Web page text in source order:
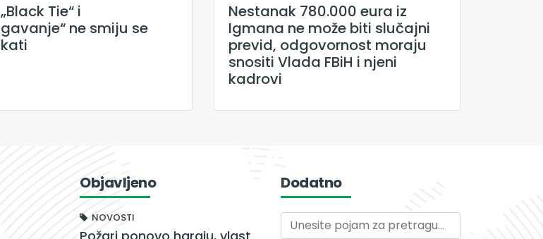
Tie“ i
ne smiju se
Nestanak 780.000 eura iz
Igmana ne može biti slučajni
previd, odgovornost moraju
snositi Vlada FBiH i njeni
kadrovi
Objavljeno
NOVOSTI
Dodatno